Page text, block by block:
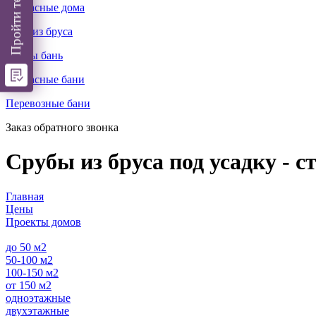
Каркасные дома
Бани из бруса
Срубы бань
Каркасные бани
Перевозные бани
Заказ обратного звонка
Срубы из бруса под усадку -
Главная
Цены
Проекты домов
до 50 м2
50-100 м2
100-150 м2
от 150 м2
одноэтажные
двухэтажные